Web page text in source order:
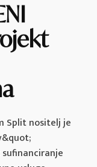
Split nositelj je
sufinanciranje